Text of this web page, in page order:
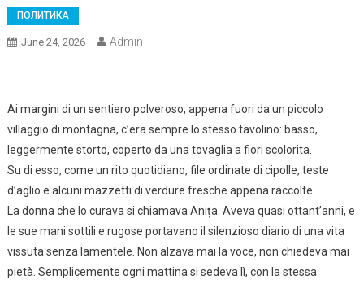
ПОЛИТИКА
June 24, 2026 Admin
Ai margini di un sentiero polveroso, appena fuori da un piccolo
villaggio di montagna, c’era sempre lo stesso tavolino: basso,
leggermente storto, coperto da una tovaglia a fiori scolorita.
Su di esso, come un rito quotidiano, file ordinate di cipolle, teste
d’aglio e alcuni mazzetti di verdure fresche appena raccolte.
La donna che lo curava si chiamava Anița. Aveva quasi ottant’anni, e
le sue mani sottili e rugose portavano il silenzioso diario di una vita
vissuta senza lamentele. Non alzava mai la voce, non chiedeva mai
pietà. Semplicemente ogni mattina si sedeva lì, con la stessa